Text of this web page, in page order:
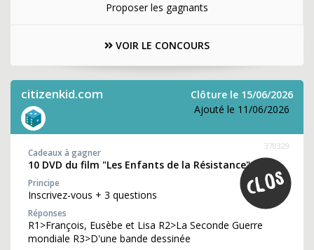
Proposer les gagnants
VOIR LE CONCOURS
citizenkid.com
Clôture le 15/06/2026
Ajouté le 11/06/2026
370329
Cadeaux à gagner
10 DVD du film "Les Enfants de la Résistance"
Principe
Inscrivez-vous + 3 questions
Réponses
R1>François, Eusèbe et Lisa R2>La Seconde Guerre
mondiale R3>D'une bande dessinée